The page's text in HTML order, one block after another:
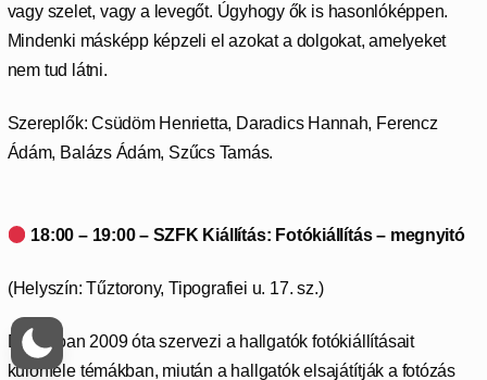
vagy szelet, vagy a levegőt. Úgyhogy ők is hasonlóképpen.
Mindenki másképp képzeli el azokat a dolgokat, amelyeket
nem tud látni.
Szereplők: Csüdöm Henrietta, Daradics Hannah, Ferencz
Ádám, Balázs Ádám, Szűcs Tamás.
18:00 – 19:00 – SZFK Kiállítás: Fotókiállítás – megnyitó
(Helyszín: Tűztorony, Tipografiei u. 17. sz.)
Daria Ioan 2009 óta szervezi a hallgatók fotókiállításait
különféle témákban, miután a hallgatók elsajátítják a fotózás